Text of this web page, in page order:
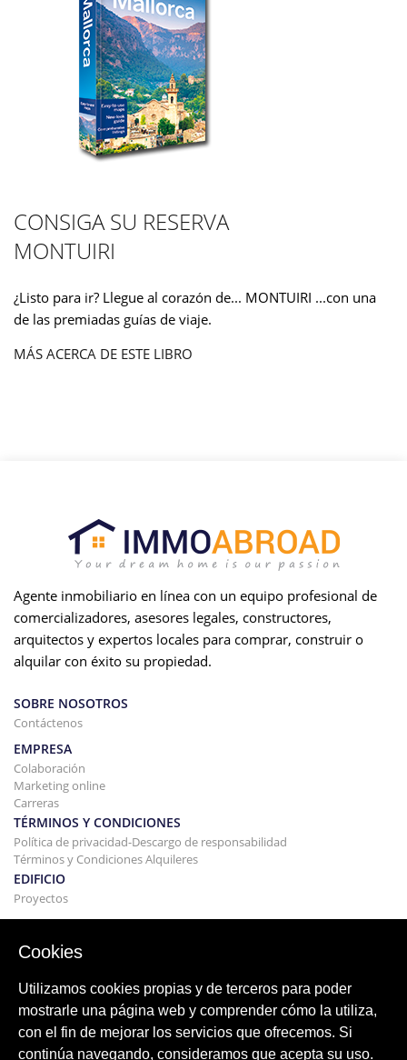
CONSIGA SU RESERVA
MONTUIRI
¿Listo para ir? Llegue al corazón de... MONTUIRI ...con una
de las premiadas guías de viaje.
MÁS ACERCA DE ESTE LIBRO
Agente inmobiliario en línea con un equipo profesional de
comercializadores, asesores legales, constructores,
arquitectos y expertos locales para comprar, construir o
alquilar con éxito su propiedad.
SOBRE NOSOTROS
Contáctenos
EMPRESA
Colaboración
Marketing online
Carreras
TÉRMINOS Y CONDICIONES
Política de privacidad-Descargo de responsabilidad
Términos y Condiciones Alquileres
EDIFICIO
Proyectos
COMPRAR Y VENDER
Comprando tu casa
Vender
Hipoteca
Servicio de búsqueda
Blog
Cookies
Utilizamos cookies propias y de terceros para poder
mostrarle una página web y comprender cómo la utiliza,
con el fin de mejorar los servicios que ofrecemos. Si
continúa navegando, consideramos que acepta su uso.